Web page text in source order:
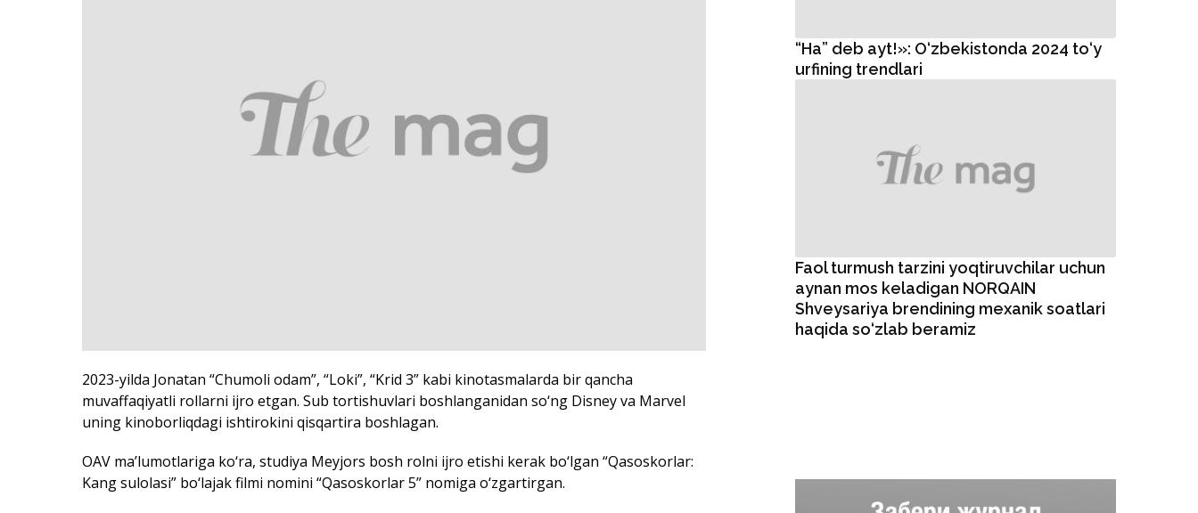
2023-yilda Jonatan “Chumoli odam”, “Loki”, “Krid 3” kabi kinotasmalarda bir qancha
muvaffaqiyatli rollarni ijro etgan. Sub tortishuvlari boshlanganidan so‘ng Disney va Marvel
uning kinoborliqdagi ishtirokini qisqartira boshlagan.
OAV ma’lumotlariga ko‘ra, studiya Meyjors bosh rolni ijro etishi kerak bo‘lgan “Qasoskorlar:
Kang sulolasi” bo‘lajak filmi nomini “Qasoskorlar 5” nomiga o‘zgartirgan.
“Ha” deb ayt!»: O‘zbekistonda 2024 to‘y
urfining trendlari
Faol turmush tarzini yoqtiruvchilar uchun
aynan mos keladigan NORQAIN
Shveysariya brendining mexanik soatlari
haqida so‘zlab beramiz